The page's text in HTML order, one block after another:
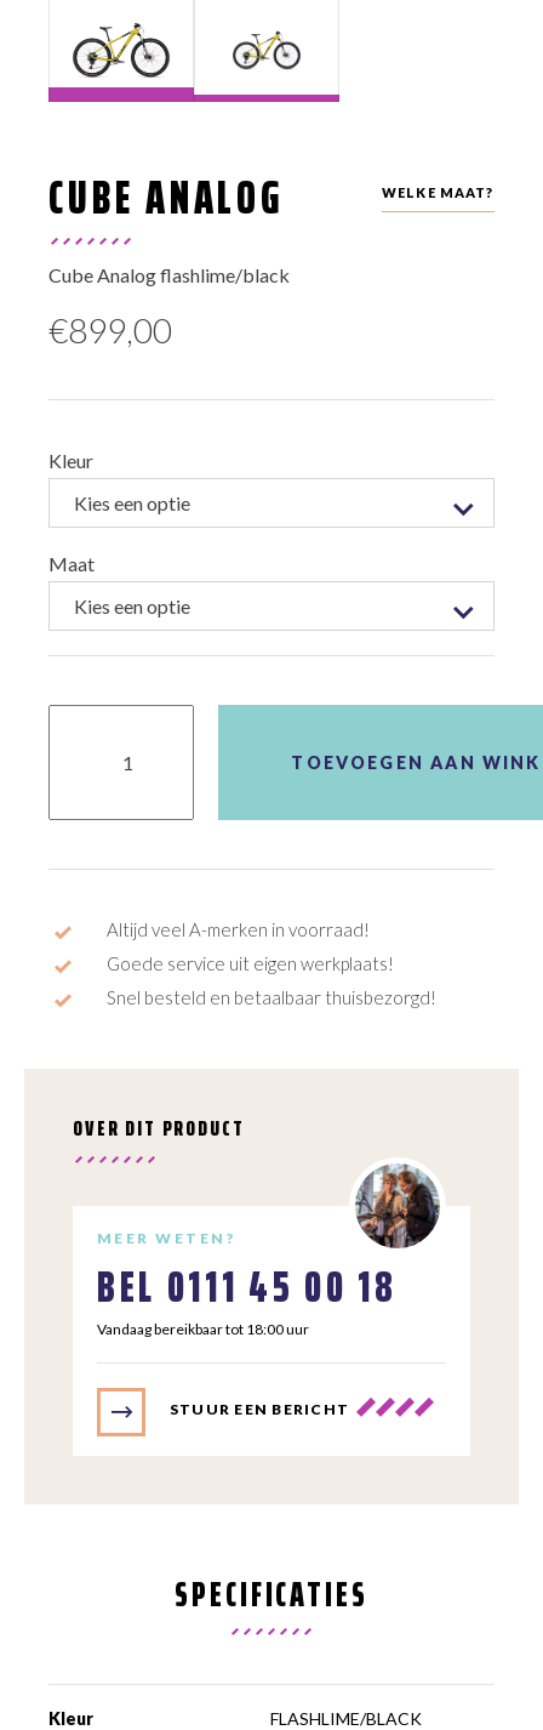
WELKE MAAT?
CUBE ANALOG
Cube Analog flashlime/black
€899,00
Kleur
Maat
TOEVOEGEN AAN
Altijd veel A-merken in voorraad!
Goede service uit eigen werkplaats!
Snel besteld en betaalbaar thuisbezorgd!
OVER DIT PRODUCT
MEER WETEN?
BEL 0111 45 00 18
Vandaag bereikbaar tot 18:00 uur
STUUR EEN BERICHT
SPECIFICATIES
Kleur FLASHLIME/BLACK